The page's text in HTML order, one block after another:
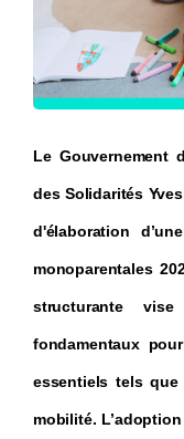
Le Gouvernement
des Solidarités
d'élaboration
monoparentales
structurante
fondamentaux
essentiels tels
mobilité.